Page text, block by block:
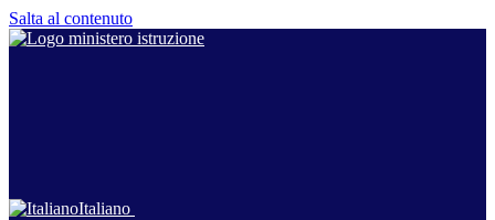
Salta al contenuto
Italiano